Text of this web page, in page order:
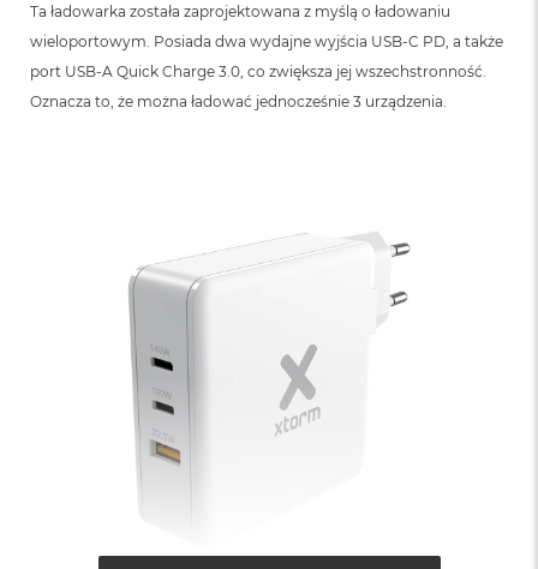
Ta ładowarka została zaprojektowana z myślą o ładowaniu
wieloportowym. Posiada dwa wydajne wyjścia USB-C PD, a także
port USB-A Quick Charge 3.0, co zwiększa jej wszechstronność.
Oznacza to, że można ładować jednocześnie 3 urządzenia.